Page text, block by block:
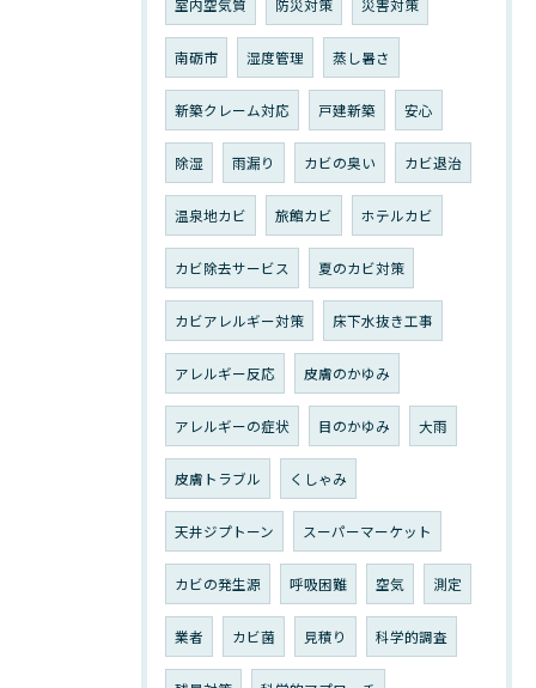
室内空気質 防災対策 災害対策
南砺市 湿度管理 蒸し暑さ
新築クレーム対応 戸建新築 安心
除湿 雨漏り カビの臭い カビ退治
温泉地カビ 旅館カビ ホテルカビ
カビ除去サービス 夏のカビ対策
カビアレルギー対策 床下水抜き工事
アレルギー反応 皮膚のかゆみ
アレルギーの症状 目のかゆみ 大雨
皮膚トラブル くしゃみ
天井ジプトーン スーパーマーケット
カビの発生源 呼吸困難 空気 測定
業者 カビ菌 見積り 科学的調査